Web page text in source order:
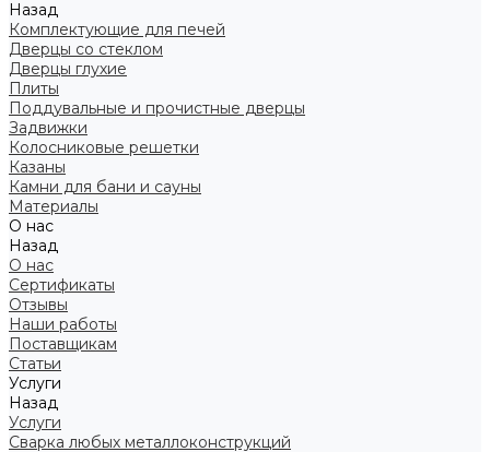
Назад
Комплектующие для печей
Дверцы со стеклом
Дверцы глухие
Плиты
Поддувальные и прочистные дверцы
Задвижки
Колосниковые решетки
Казаны
Камни для бани и сауны
Материалы
О нас
Назад
О нас
Сертификаты
Отзывы
Наши работы
Поставщикам
Статьи
Услуги
Назад
Услуги
Сварка любых металлоконструкций